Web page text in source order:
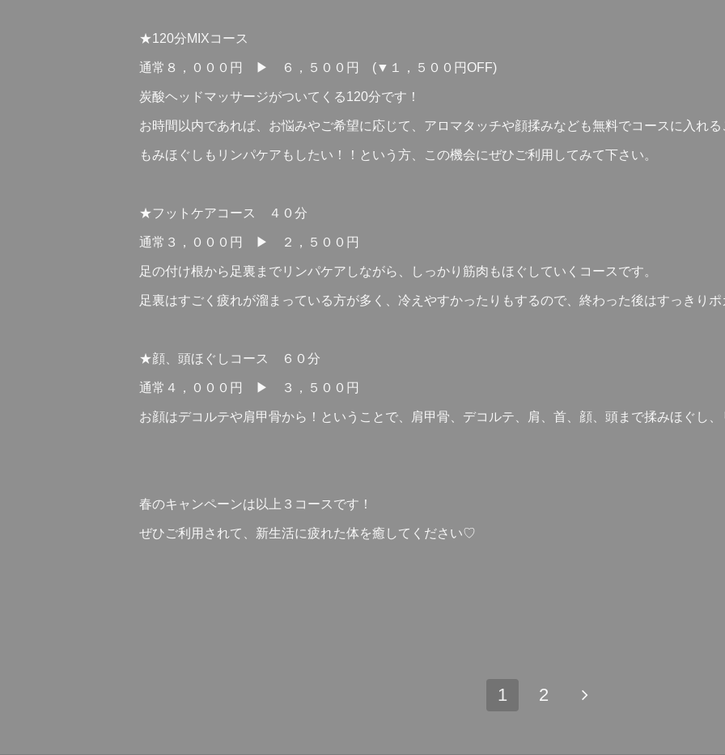
★120分MIXコース
通常８，０００円 ▶ ６，５００円 (▼１，５００円OFF)
炭酸ヘッドマッサージがついてくる120分です！
お時間以内であれば、お悩みやご希望に応じて、アロマタッチや顔揉みなども無料でコースに入れる
もみほぐしもリンパケアもしたい！！という方、この機会にぜひご利用してみて下さい。
★フットケアコース ４０分
通常３，０００円 ▶ ２，５００円
足の付け根から足裏までリンパケアしながら、しっかり筋肉もほぐしていくコースです。
足裏はすごく疲れが溜まっている方が多く、冷えやすかったりもするので、終わった後はすっきりポ
★顔、頭ほぐしコース ６０分
通常４，０００円 ▶ ３，５００円
お顔はデコルテや肩甲骨から！ということで、肩甲骨、デコルテ、肩、首、顔、頭まで揉みほぐし、
春のキャンペーンは以上３コースです！
ぜひご利用されて、新生活に疲れた体を癒してください♡
1 2